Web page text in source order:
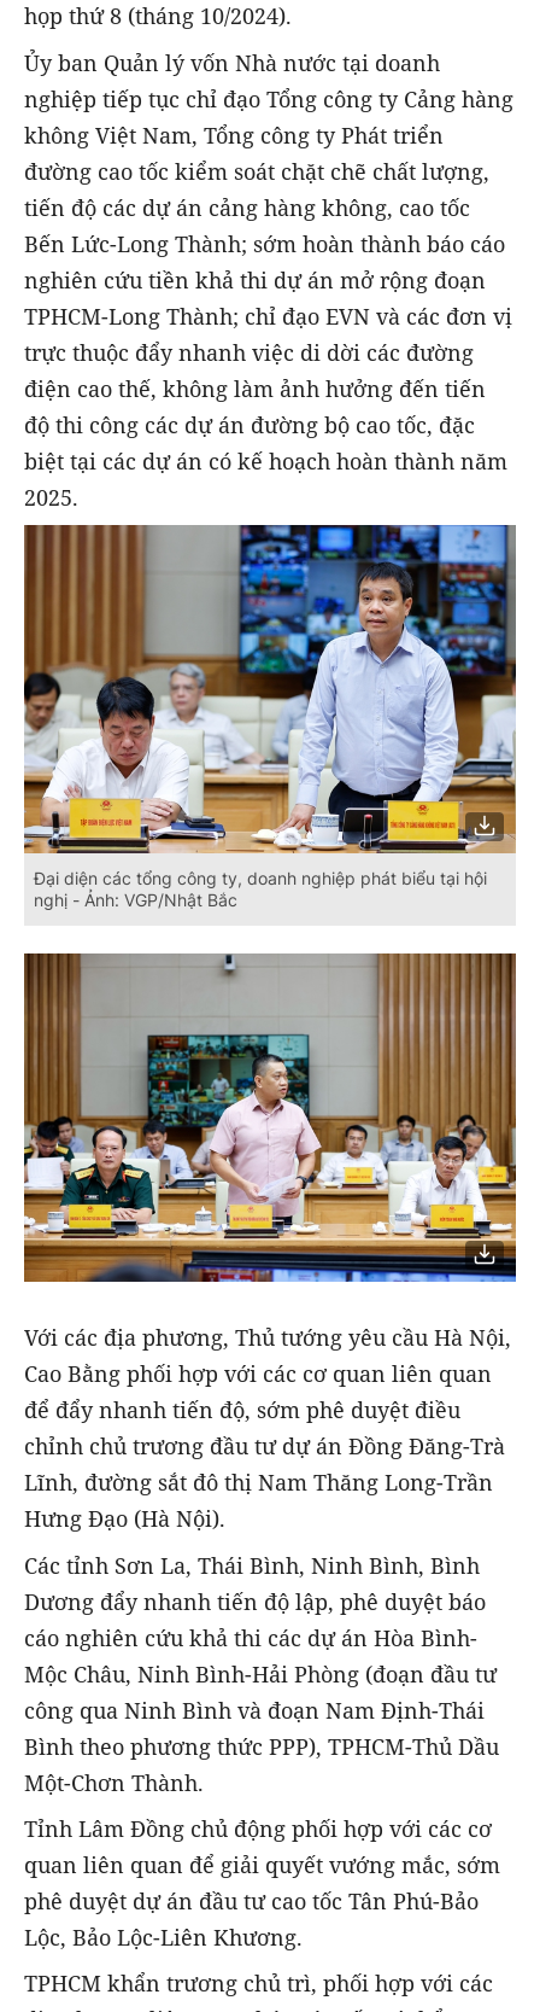
họp thứ 8 (tháng 10/2024).
Ủy ban Quản lý vốn Nhà nước tại doanh
nghiệp tiếp tục chỉ đạo Tổng công ty Cảng hàng
không Việt Nam, Tổng công ty Phát triển
đường cao tốc kiểm soát chặt chẽ chất lượng,
tiến độ các dự án cảng hàng không, cao tốc
Bến Lức-Long Thành; sớm hoàn thành báo cáo
nghiên cứu tiền khả thi dự án mở rộng đoạn
TPHCM-Long Thành; chỉ đạo EVN và các đơn vị
trực thuộc đẩy nhanh việc di dời các đường
điện cao thế, không làm ảnh hưởng đến tiến
độ thi công các dự án đường bộ cao tốc, đặc
biệt tại các dự án có kế hoạch hoàn thành năm
2025.
Đại diện các tổng công ty, doanh nghiệp phát biểu tại hội
nghị - Ảnh: VGP/Nhật Bắc
Với các địa phương, Thủ tướng yêu cầu Hà Nội,
Cao Bằng phối hợp với các cơ quan liên quan
để đẩy nhanh tiến độ, sớm phê duyệt điều
chỉnh chủ trương đầu tư dự án Đồng Đăng-Trà
Lĩnh, đường sắt đô thị Nam Thăng Long-Trần
Hưng Đạo (Hà Nội).
Các tỉnh Sơn La, Thái Bình, Ninh Bình, Bình
Dương đẩy nhanh tiến độ lập, phê duyệt báo
cáo nghiên cứu khả thi các dự án Hòa Bình-
Mộc Châu, Ninh Bình-Hải Phòng (đoạn đầu tư
công qua Ninh Bình và đoạn Nam Định-Thái
Bình theo phương thức PPP), TPHCM-Thủ Dầu
Một-Chơn Thành.
Tỉnh Lâm Đồng chủ động phối hợp với các cơ
quan liên quan để giải quyết vướng mắc, sớm
phê duyệt dự án đầu tư cao tốc Tân Phú-Bảo
Lộc, Bảo Lộc-Liên Khương.
TPHCM khẩn trương chủ trì, phối hợp với các